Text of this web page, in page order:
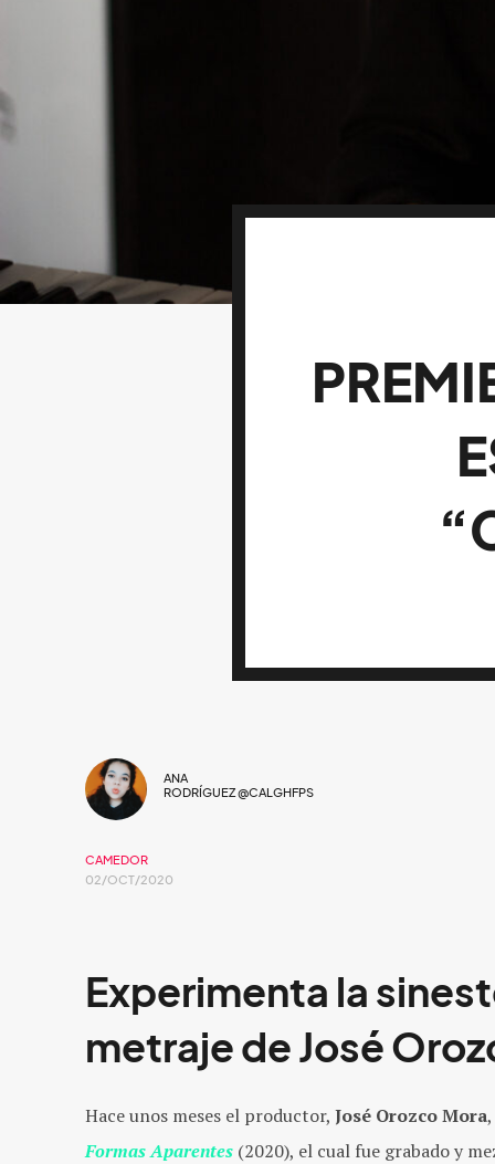
ANA
RODRÍGUEZ @CALGHFPS
CAMEDOR
02/OCT/2020
Experimenta la
metraje de José
Hace unos meses el productor, José Orozco Mora
Formas Aparentes (2020), el cual fue grabado y